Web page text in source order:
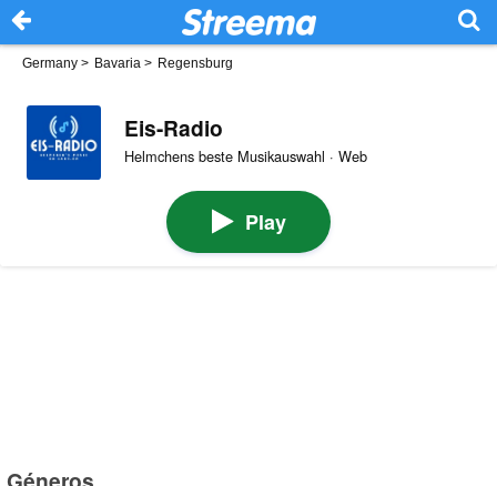
Germany > Bavaria > Regensburg
Eis-Radio
Helmchens beste Musikauswahl · Web
Play